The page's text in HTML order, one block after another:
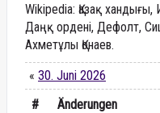
Wikipedia: Қазақ хандығы,
Даңқ ордені, Дефолт,
Ахметұлы Қонаев.
« 30. Juni 2026
#
Änderungen